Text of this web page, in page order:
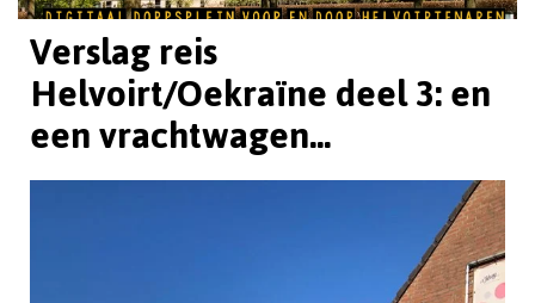
Verslag reis
Helvoirt/Oekraïne deel 3: en
een vrachtwagen...